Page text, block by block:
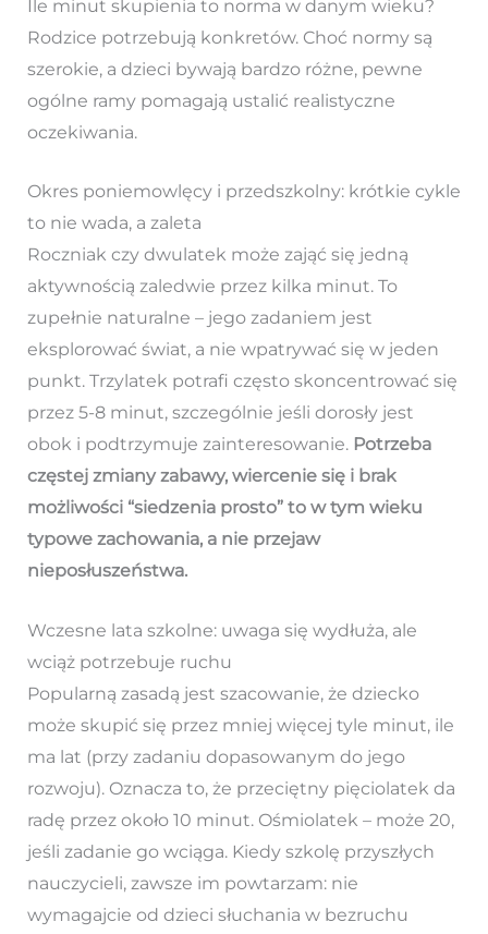
Ile minut skupienia to norma w danym wieku?
Rodzice potrzebują konkretów. Choć normy są
szerokie, a dzieci bywają bardzo różne, pewne
ogólne ramy pomagają ustalić realistyczne
oczekiwania.
Okres poniemowlęcy i przedszkolny: krótkie cykle
to nie wada, a zaleta
Roczniak czy dwulatek może zająć się jedną
aktywnością zaledwie przez kilka minut. To
zupełnie naturalne – jego zadaniem jest
eksplorować świat, a nie wpatrywać się w jeden
punkt. Trzylatek potrafi często skoncentrować się
przez 5-8 minut, szczególnie jeśli dorosły jest
obok i podtrzymuje zainteresowanie. Potrzeba
częstej zmiany zabawy, wiercenie się i brak
możliwości “siedzenia prosto” to w tym wieku
typowe zachowania, a nie przejaw
nieposłuszeństwa.
Wczesne lata szkolne: uwaga się wydłuża, ale
wciąż potrzebuje ruchu
Popularną zasadą jest szacowanie, że dziecko
może skupić się przez mniej więcej tyle minut, ile
ma lat (przy zadaniu dopasowanym do jego
rozwoju). Oznacza to, że przeciętny pięciolatek da
radę przez około 10 minut. Ośmiolatek – może 20,
jeśli zadanie go wciąga. Kiedy szkolę przyszłych
nauczycieli, zawsze im powtarzam: nie
wymagajcie od dzieci słuchania w bezruchu